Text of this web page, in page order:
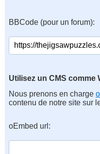
BBCode (pour un forum):
Utilisez un CMS comme
Nous prenons en charge
contenu de notre site sur
oEmbed url: